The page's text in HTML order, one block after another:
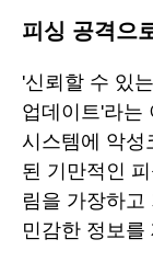
피싱 공격으
'신뢰할 수 있
업데이트'라는
시스템에 악성
된 기만적인
림을 가장하
민감한 정보를